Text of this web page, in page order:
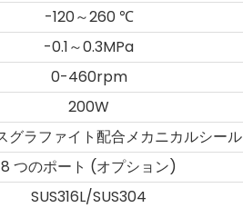
-120～260 ℃
-0.1～0.3MPa
0-460rpm
200W
グラファイト配合メカニカルシール
8 つのポート (オプション)
SUS316L/SUS304